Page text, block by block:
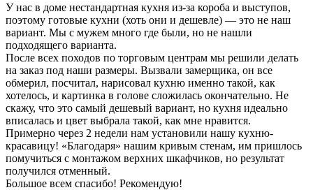
У нас в доме нестандартная кухня из-за короба и выступов,
поэтому готовые кухни (хоть они и дешевле) — это не наш
вариант. Мы с мужем много где были, но не нашли
подходящего варианта.
После всех походов по торговым центрам мы решили делать
на заказ под наши размеры. Вызвали замерщика, он все
обмерил, посчитал, нарисовал кухню именно такой, как
хотелось, и картинка в голове сложилась окончательно. Не
скажу, что это самый дешевый вариант, но кухня идеально
вписалась и цвет выбрала такой, как мне нравится.
Примерно через 2 недели нам установили нашу кухню-
красавицу! «Благодаря» нашим кривым стенам, им пришлось
помучиться с монтажом верхних шкафчиков, но результат
получился отменный.
Большое всем спасибо! Рекомендую!